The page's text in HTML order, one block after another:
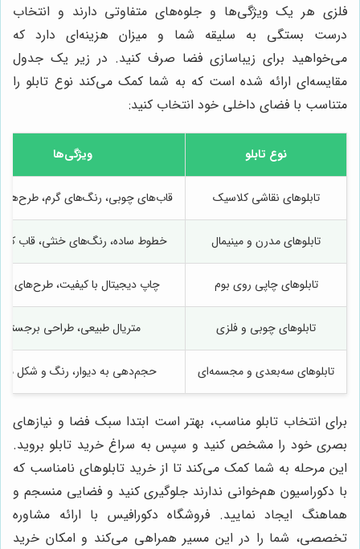
فلزی هر یک ویژگی‌ها و جلوه‌های متفاوتی دارند و انتخاب
درست بستگی به سلیقه شما و میزان هزینه‌ای دارد که
می‌خواهید برای زیباسازی فضا صرف کنید. در زیر یک جدول
مقایسه‌ای ارائه شده است که به شما کمک می‌کند نوع تابلو را
متناسب با فضای داخلی خود انتخاب کنید:
نوع تابلو ویژگی‌ها
تابلوهای نقاشی کلاسیک قاب‌های چوبی، رنگ‌های گرم،
تابلوهای مدرن و مینیمال خطوط ساده، رنگ‌های خنثی، قاب
تابلوهای چاپی روی بوم چاپ دیجیتال با کیفیت، طرح‌های
تابلوهای چوبی و فلزی متریال طبیعی، طراحی برجسته
تابلوهای سه‌بعدی و مجسمه‌ای حجم‌دهی به دیوار، رنگ و شکل
برای انتخاب تابلو مناسب، بهتر است ابتدا سبک فضا و نیازهای
بصری خود را مشخص کنید و سپس به سراغ خرید تابلو بروید.
این مرحله به شما کمک می‌کند تا از خرید تابلوهای نامناسب که
با دکوراسیون هم‌خوانی ندارند جلوگیری کنید و فضایی منسجم و
هماهنگ ایجاد نمایید. فروشگاه دکورافیس با ارائه مشاوره
تخصصی، شما را در این مسیر همراهی می‌کند و امکان خرید